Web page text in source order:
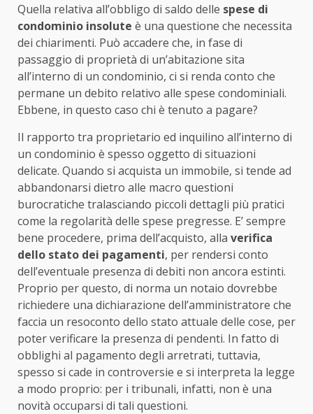
Quella relativa all’obbligo di saldo delle spese di
condominio insolute è una questione che necessita
dei chiarimenti. Può accadere che, in fase di
passaggio di proprietà di un’abitazione sita
all’interno di un condominio, ci si renda conto che
permane un debito relativo alle spese condominiali.
Ebbene, in questo caso chi è tenuto a pagare?
Il rapporto tra proprietario ed inquilino all’interno di
un condominio è spesso oggetto di situazioni
delicate. Quando si acquista un immobile, si tende ad
abbandonarsi dietro alle macro questioni
burocratiche tralasciando piccoli dettagli più pratici
come la regolarità delle spese pregresse. E’ sempre
bene procedere, prima dell’acquisto, alla verifica
dello stato dei pagamenti, per rendersi conto
dell’eventuale presenza di debiti non ancora estinti.
Proprio per questo, di norma un notaio dovrebbe
richiedere una dichiarazione dell’amministratore che
faccia un resoconto dello stato attuale delle cose, per
poter verificare la presenza di pendenti. In fatto di
obblighi al pagamento degli arretrati, tuttavia,
spesso si cade in controversie e si interpreta la legge
a modo proprio: per i tribunali, infatti, non è una
novità occuparsi di tali questioni.